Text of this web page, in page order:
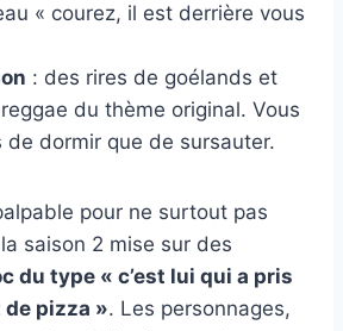
« courez, il est derrière vous
: des rires de goélands et
du thème original. Vous
de dormir que de sursauter.
pour ne surtout pas
saison 2 mise sur des
du type « c’est lui qui a pris
pizza ». Les personnages,